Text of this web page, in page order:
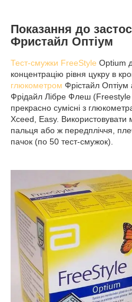
Показання до
Фристайл Оптіум
Тест-смужки FreeStyle Optium
концентрацію рівня цукру в
глюкометром Фрістайл Оптіум
Фрідайл Лібре Флеш (Freestyle
прекрасно сумісні з
Xceed, Easy. Використовувати
пальця або ж передпліччя,
пачок (по 50 тест-смужок).